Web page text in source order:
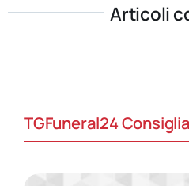
Articoli
TGFuneral24 Consiglia